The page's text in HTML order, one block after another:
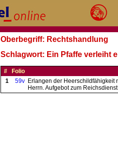
Oberbegriff: Rechtshandlung
Schlagwort: Ein Pfaffe verleiht
#
Folio
1
59v Erlangen der Heerschildfähigkeit
Herrn. Aufgebot zum